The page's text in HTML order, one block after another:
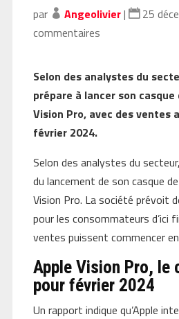
par Angeolivier| 25
commentaires
Selon des analystes du
prépare à lancer son
Vision Pro, avec des ventes
février 2024.
Selon des analystes du
du lancement de son casque
Vision Pro. La société prévoit
pour les consommateurs d’ici
ventes puissent commencer
Apple Vision Pro, le
pour février 2024
Un rapport indique qu’Apple